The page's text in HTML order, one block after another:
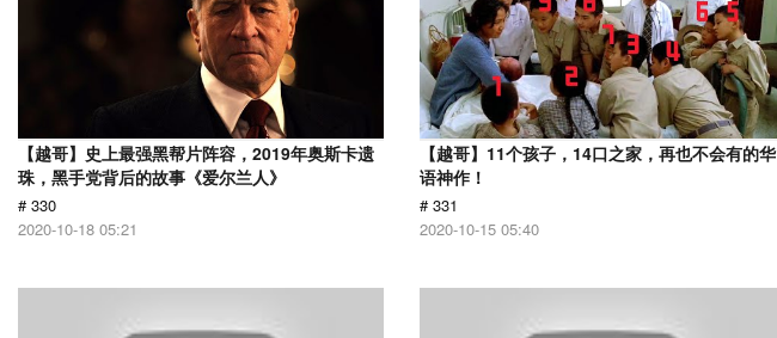
【越哥】史上最强黑帮片阵容，2019年奥斯卡遗
珠，黑手党背后的故事《爱尔兰人》
# 330
2020-10-18 05:21
【越哥】11个孩子，14口之家，再也不会有的华
语神作！
# 331
2020-10-15 05:40